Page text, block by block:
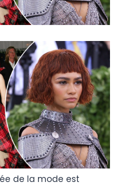
de la mode est